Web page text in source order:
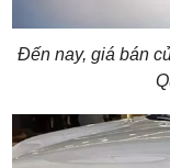
Đến nay, giá bán